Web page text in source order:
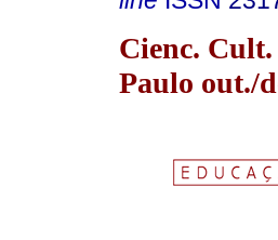
Cienc. Cult.
Paulo out./